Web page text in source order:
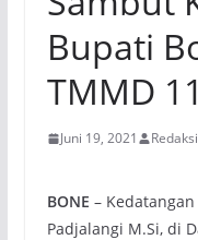
Bupati
TMMD
Juni 19, 2021
BONE –
Padjalangi M.Si, di